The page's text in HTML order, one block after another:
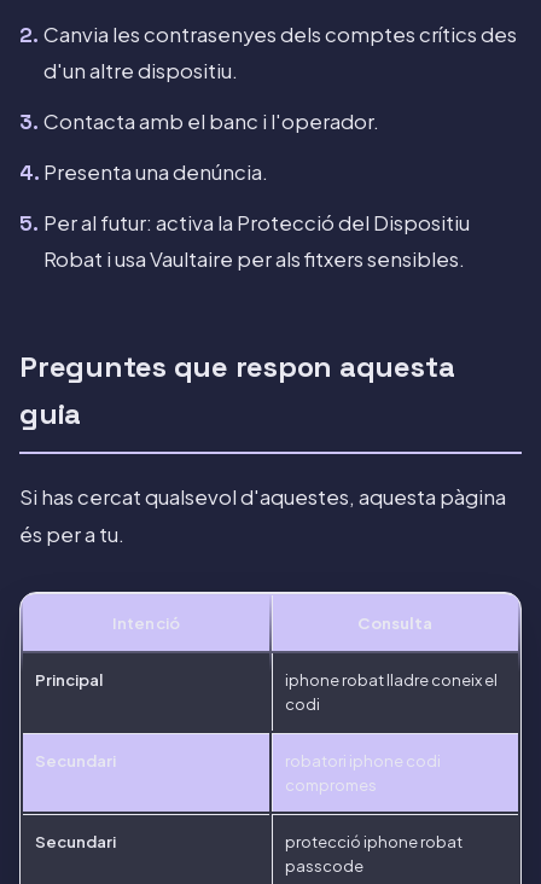
Canvia les contrasenyes dels comptes crítics des
d'un altre dispositiu.
Contacta amb el banc i l'operador.
Presenta una denúncia.
Per al futur: activa la Protecció del Dispositiu
Robat i usa Vaultaire per als fitxers sensibles.
Preguntes que respon aquesta
guia
Si has cercat qualsevol d'aquestes, aquesta pàgina
és per a tu.
Intenció Consulta
Principal
iphone robat lladre coneix el
codi
Secundari
robatori iphone codi
compromes
Secundari
protecció iphone robat
passcode